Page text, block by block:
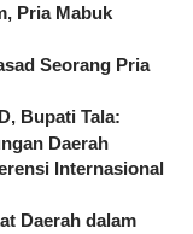
Pria Mabuk
Seorang Pria
Bupati Tala:
Daerah
Internasional
Daerah dalam